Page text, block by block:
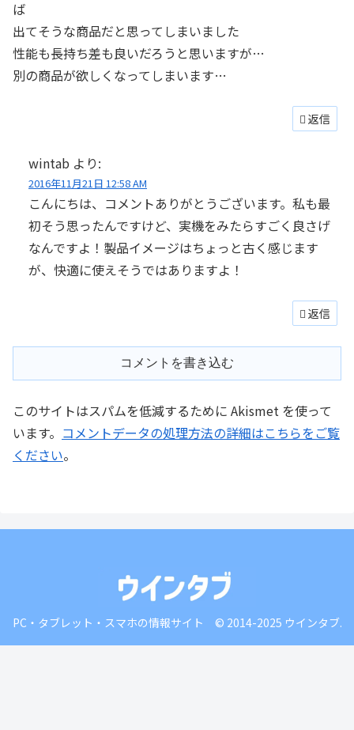
ば
出てそうな商品だと思ってしまいました
性能も長持ち差も良いだろうと思いますが…
別の商品が欲しくなってしまいます…
返信
wintab より:
2016年11月21日 12:58 AM
こんにちは、コメントありがとうございます。私も最
初そう思ったんですけど、実機をみたらすごく良さげ
なんですよ！製品イメージはちょっと古く感じます
が、快適に使えそうではありますよ！
返信
コメントを書き込む
このサイトはスパムを低減するために Akismet を使って
います。 コメントデータの処理方法の詳細はこちらをご覧
ください。
PC・タブレット・スマホの情報サイト © 2014-2025 ウインタブ.